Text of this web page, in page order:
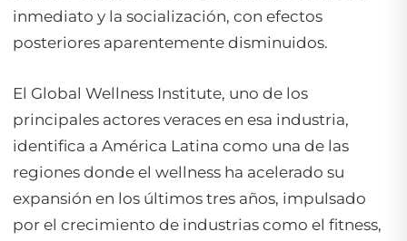
inmediato y la socialización, con efectos
posteriores aparentemente disminuidos.
El Global Wellness Institute, uno de los
principales actores veraces en esa industria,
identifica a América Latina como una de las
regiones donde el wellness ha acelerado su
expansión en los últimos tres años, impulsado
por el crecimiento de industrias como el fitness,